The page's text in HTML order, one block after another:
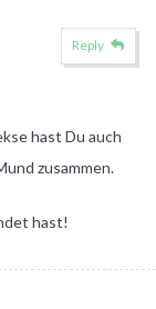
hast Du auch
zusammen.
hast!
Reply